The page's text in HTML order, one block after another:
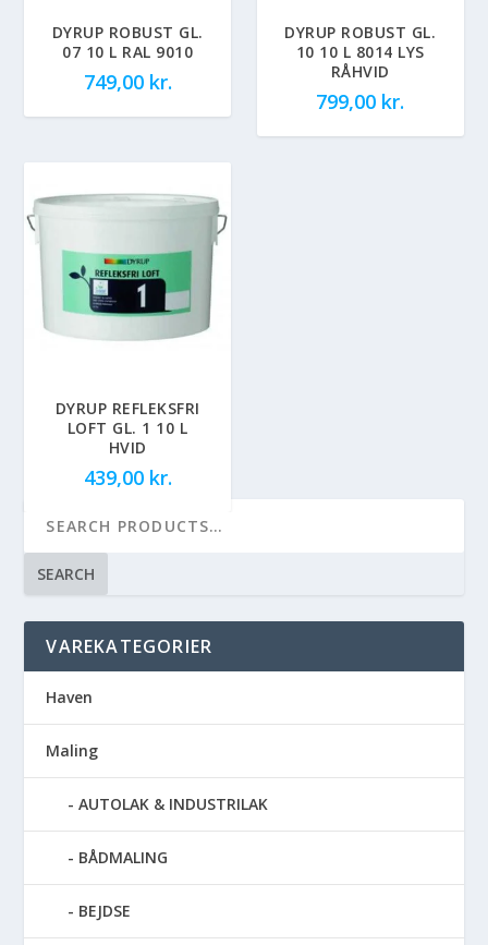
DYRUP ROBUST GL.
07 10 L RAL 9010
749,00 kr.
DYRUP ROBUST GL.
10 10 L 8014 LYS
RÅHVID
799,00 kr.
DYRUP REFLEKSFRI
LOFT GL. 1 10 L
HVID
439,00 kr.
SEARCH
VAREKATEGORIER
Haven
Maling
AUTOLAK & INDUSTRILAK
BÅDMALING
BEJDSE